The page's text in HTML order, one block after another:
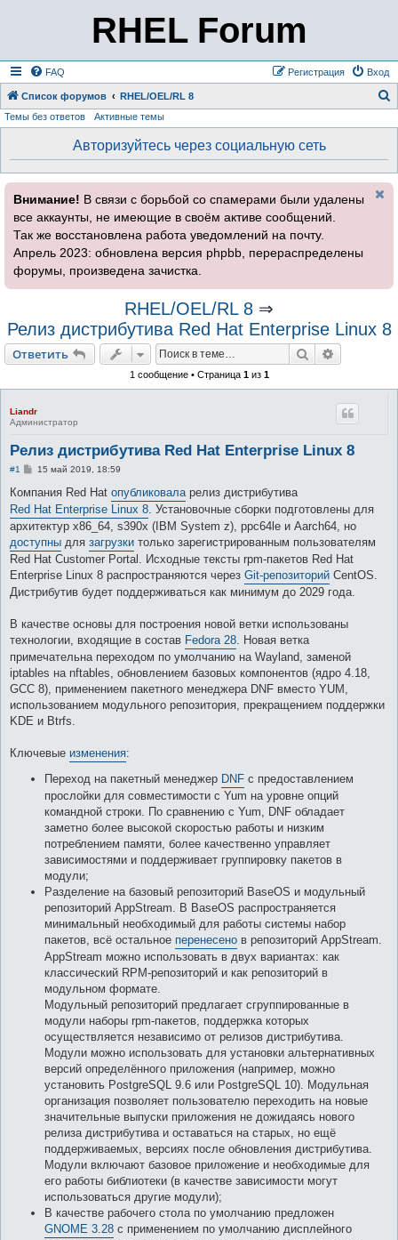
RHEL Forum
FAQ Вход
Регистрация
Список форумов RHEL/OEL/RL 8
Темы без ответов Активные темы
Авторизуйтесь через социальную сеть
Внимание! В связи с борьбой со спамерами были удалены
все аккаунты, не имеющие в своём активе сообщений.
Так же восстановлена работа уведомлений на почту.
Апрель 2023: обновлена версия phpbb, перераспределены
форумы, произведена зачистка.
RHEL/OEL/RL 8 ⇒
Релиз дистрибутива Red Hat Enterprise Linux 8
Ответить Поиск
1 сообщение • Страница 1из 1
Liandr
Администратор
Релиз дистрибутива Red Hat Enterprise Linux 8
#1
С
о
щ
е
н
и
е
15 май 2019, 18:59
Компания Red Hat опубликоваларелиз дистрибутива
Red Hat Enterprise Linux 8. Установочные сборки подготовлены для
архитектур x86_64, s390x (IBM System z), ppc64le и Aarch64, но
доступны для загрузки только зарегистрированным пользователям
Red Hat Customer Portal. Исходные тексты rpm-пакетов Red Hat
Enterprise Linux 8 распространяются через Git-репозиторий CentOS.
Дистрибутив будет поддерживаться как минимум до 2029 года.
В качестве основы для построения новой ветки использованы
технологии, входящие в состав Fedora 28. Новая ветка
примечательна переходом по умолчанию на Wayland, заменой
iptables на nftables, обновлением базовых компонентов (ядро 4.18,
GCC 8), применением пакетного менеджера DNF вместо YUM,
использованием модульного репозитория, прекращением поддержки
KDE и Btrfs.
Ключевые изменения:
Переход на пакетный менеджер DNF с предоставлением
прослойки для совместимости с Yum на уровне опций
командной строки. По сравнению с Yum, DNF обладает
заметно более высокой скоростью работы и низким
потреблением памяти, более качественно управляет
зависимостями и поддерживает группировку пакетов в
модули;
Разделение на базовый репозиторий BaseOS и модульный
репозиторий AppStream. В BaseOS распространяется
минимальный необходимый для работы системы набор
пакетов, всё остальное перенесено в репозиторий AppStream.
AppStream можно использовать в двух вариантах: как
классический RPM-репозиторий и как репозиторий в
модульном формате.
Модульный репозиторий предлагает сгруппированные в
модули наборы rpm-пакетов, поддержка которых
осуществляется независимо от релизов дистрибутива.
Модули можно использовать для установки альтернативных
версий определённого приложения (например, можно
установить PostgreSQL 9.6 или PostgreSQL 10). Модульная
организация позволяет пользователю переходить на новые
значительные выпуски приложения не дожидаясь нового
релиза дистрибутива и оставаться на старых, но ещё
поддерживаемых, версиях после обновления дистрибутива.
Модули включают базовое приложение и необходимые для
его работы библиотеки (в качестве зависимости могут
использоваться другие модули);
В качестве рабочего стола по умолчанию предложен
GNOME 3.28 с применением по умолчанию дисплейного